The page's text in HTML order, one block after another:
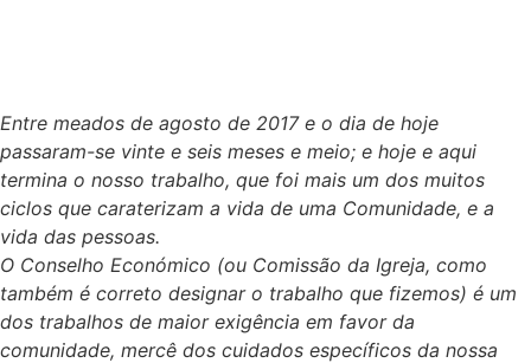
Entre meados de agosto de 2017 e o dia de hoje
passaram-se vinte e seis meses e meio; e hoje e aqui
termina o nosso trabalho, que foi mais um dos muitos
ciclos que caraterizam a vida de uma Comunidade, e a
vida das pessoas.
O Conselho Económico (ou Comissão da Igreja, como
também é correto designar o trabalho que fizemos) é um
dos trabalhos de maior exigência em favor da
comunidade, mercê dos cuidados específicos da nossa